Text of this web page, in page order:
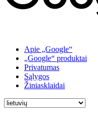
Apie „Google“
„Google“ produktai
Privatumas
Sąlygos
Žiniasklaidai